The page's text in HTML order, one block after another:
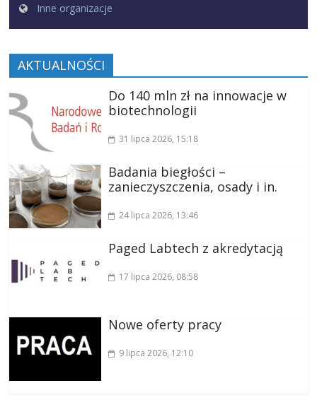
Inne organizacje
AKTUALNOŚCI
Do 140 mln zł na innowacje w
biotechnologii
31 lipca 2026, 15:18
Badania biegłości –
zanieczyszczenia, osady i in.
24 lipca 2026, 13:46
Paged Labtech z akredytacją
17 lipca 2026, 08:58
Nowe oferty pracy
9 lipca 2026, 12:10